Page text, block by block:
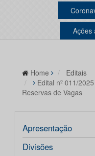
Ações
Home
Editais
Edital nº 011/
Reservas de Vagas
Apresentação
Divisões